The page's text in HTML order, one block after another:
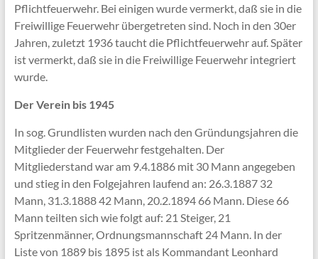
Pflichtfeuerwehr. Bei einigen wurde vermerkt, daß sie in die
Freiwillige Feuerwehr übergetreten sind. Noch in den 30er
Jahren, zuletzt 1936 taucht die Pflichtfeuerwehr auf. Später
ist vermerkt, daß sie in die Freiwillige Feuerwehr integriert
wurde.
Der Verein bis 1945
In sog. Grundlisten wurden nach den Gründungsjahren die
Mitglieder der Feuerwehr festgehalten. Der
Mitgliederstand war am 9.4.1886 mit 30 Mann angegeben
und stieg in den Folgejahren laufend an: 26.3.1887 32
Mann, 31.3.1888 42 Mann, 20.2.1894 66 Mann. Diese 66
Mann teilten sich wie folgt auf: 21 Steiger, 21
Spritzenmänner, Ordnungsmannschaft 24 Mann. In der
Liste von 1889 bis 1895 ist als Kommandant Leonhard